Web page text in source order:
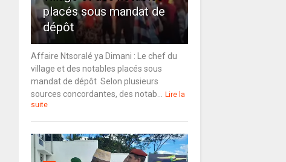
placés sous mandat de
dépôt
Affaire Ntsoralé ya Dimani : Le chef du
village et des notables placés sous
mandat de dépôt Selon plusieurs
sources concordantes, des notab...
Lire la
suite